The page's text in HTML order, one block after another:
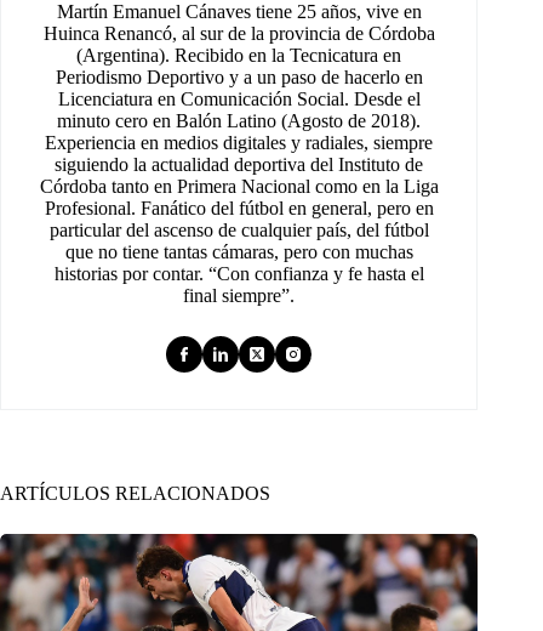
Martín Emanuel Cánaves tiene 25 años, vive en
Huinca Renancó, al sur de la provincia de Córdoba
(Argentina). Recibido en la Tecnicatura en
Periodismo Deportivo y a un paso de hacerlo en
Licenciatura en Comunicación Social. Desde el
minuto cero en Balón Latino (Agosto de 2018).
Experiencia en medios digitales y radiales, siempre
siguiendo la actualidad deportiva del Instituto de
Córdoba tanto en Primera Nacional como en la Liga
Profesional. Fanático del fútbol en general, pero en
particular del ascenso de cualquier país, del fútbol
que no tiene tantas cámaras, pero con muchas
historias por contar. “Con confianza y fe hasta el
final siempre”.
ARTÍCULOS RELACIONADOS